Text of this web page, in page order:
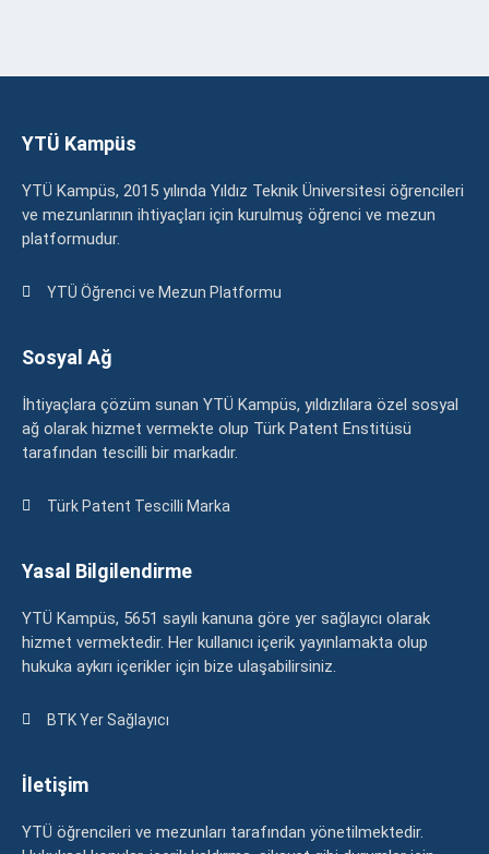
YTÜ Kampüs
YTÜ Kampüs, 2015 yılında Yıldız Teknik Üniversitesi öğrencileri
ve mezunlarının ihtiyaçları için kurulmuş öğrenci ve mezun
platformudur.
YTÜ Öğrenci ve Mezun Platformu
Sosyal Ağ
İhtiyaçlara çözüm sunan YTÜ Kampüs, yıldızlılara özel sosyal
ağ olarak hizmet vermekte olup Türk Patent Enstitüsü
tarafından tescilli bir markadır.
Türk Patent Tescilli Marka
Yasal Bilgilendirme
YTÜ Kampüs, 5651 sayılı kanuna göre yer sağlayıcı olarak
hizmet vermektedir. Her kullanıcı içerik yayınlamakta olup
hukuka aykırı içerikler için bize ulaşabilirsiniz.
BTK Yer Sağlayıcı
İletişim
YTÜ öğrencileri ve mezunları tarafından yönetilmektedir.